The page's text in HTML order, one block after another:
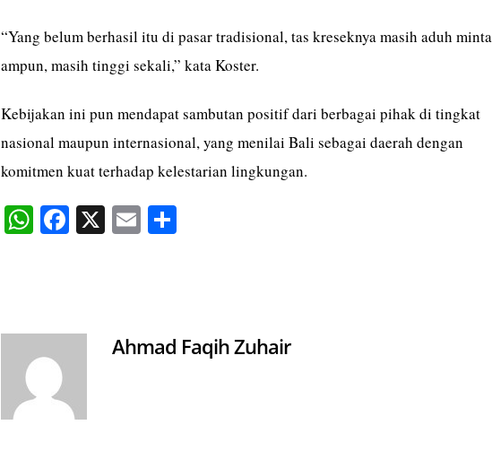
“Yang belum berhasil itu di pasar tradisional, tas kreseknya masih aduh minta
ampun, masih tinggi sekali,” kata Koster.
Kebijakan ini pun mendapat sambutan positif dari berbagai pihak di tingkat
nasional maupun internasional, yang menilai Bali sebagai daerah dengan
komitmen kuat terhadap kelestarian lingkungan.
W
pp
Fa X E S
Ahmad Faqih Zuhair